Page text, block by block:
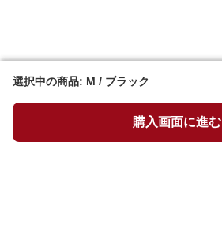
選択中の商品: M / ブラック
購入画面に進む
選択中の商品: M / ブラック
購入画面に進む